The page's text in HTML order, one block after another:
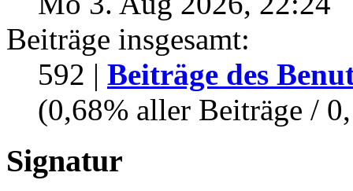
Beiträge insgesamt:
592 | Beiträge des
(0,68% aller Beiträge /
Signatur